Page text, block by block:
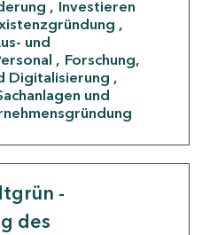
Investieren
und
Forschung,
Digitalisierung
und
-
des